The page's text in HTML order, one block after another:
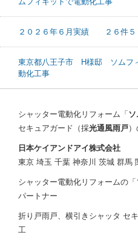
２０２６年６月実績 ２６件５
東京都八王子市 H様邸 ソムフ
動化工事
シャッター電動化リフォーム「ソ
セキュアガード（採光通風雨戸
日本ケイアンドアイ株式会社
東京 埼玉 千葉 神奈川 茨城 群馬
シャッター電動化リフォームの
パートナー
折り戸雨戸、横引きシャッタ セ
工